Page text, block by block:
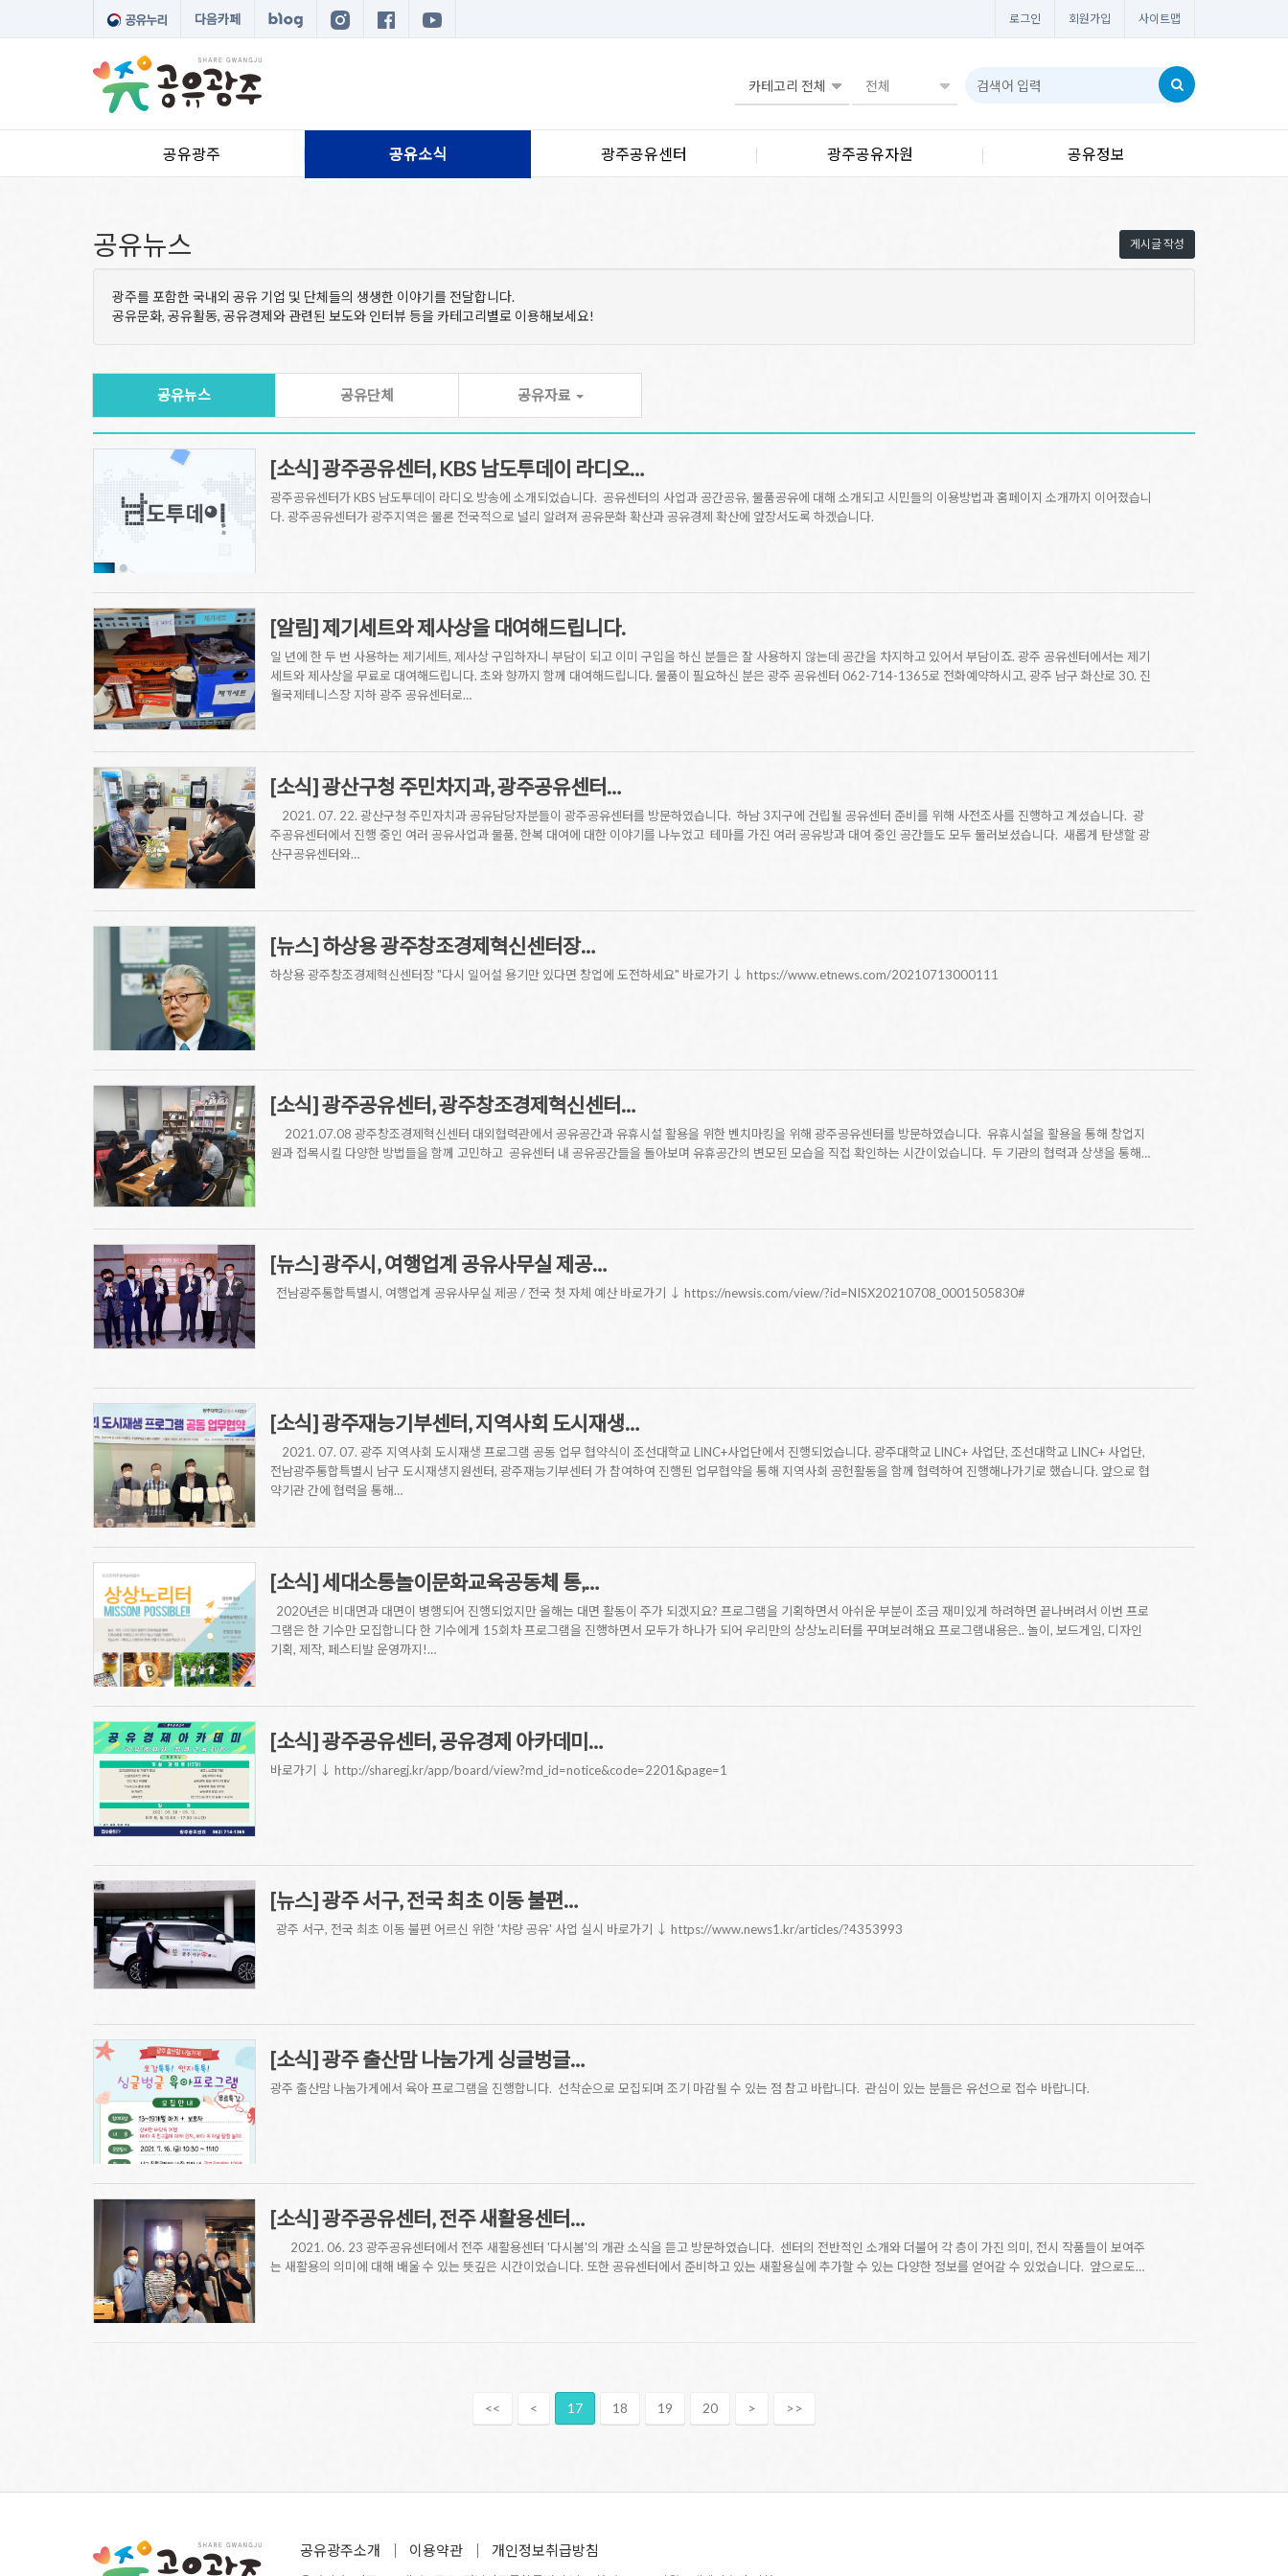
다음카페 로그인 회원가입 사이트맵
공유광주 공유소식 광주공유센터 광주공유자원 공유정보
게시글 작성
공유뉴스
광주를 포함한 국내외 공유 기업 및 단체들의 생생한 이야기를 전달합니다.
공유문화, 공유활동, 공유경제와 관련된 보도와 인터뷰 등을 카테고리별로 이용해보세요!
공유뉴스 공유단체 공유자료
[소식] 광주공유센터, KBS 남도투데이 라디오…
광주공유센터가 KBS 남도투데이 라디오 방송에 소개되었습니다. 공유센터의 사업과 공간공유, 물품공유에 대해 소개되고 시민들의 이용방법과 홈페이지 소개까지 이어졌습니
다. 광주공유센터가 광주지역은 물론 전국적으로 널리 알려져 공유문화 확산과 공유경제 확산에 앞장서도록 하겠습니다.
[알림] 제기세트와 제사상을 대여해드립니다.
일 년에 한 두 번 사용하는 제기세트, 제사상 구입하자니 부담이 되고 이미 구입을 하신 분들은 잘 사용하지 않는데 공간을 차지하고 있어서 부담이죠. 광주 공유센터에서는 제기
세트와 제사상을 무료로 대여해드립니다. 초와 향까지 함께 대여해드립니다. 물품이 필요하신 분은 광주 공유센터 062-714-1365로 전화예약하시고, 광주 남구 화산로 30. 진
월국제테니스장 지하 광주 공유센터로…
[소식] 광산구청 주민차지과, 광주공유센터…
2021. 07. 22. 광산구청 주민자치과 공유담당자분들이 광주공유센터를 방문하였습니다. 하남 3지구에 건립될 공유센터 준비를 위해 사전조사를 진행하고 계셨습니다. 광
주공유센터에서 진행 중인 여러 공유사업과 물품, 한복 대여에 대한 이야기를 나누었고 테마를 가진 여러 공유방과 대여 중인 공간들도 모두 둘러보셨습니다. 새롭게 탄생할 광
산구공유센터와…
[뉴스] 하상용 광주창조경제혁신센터장…
하상용 광주창조경제혁신센터장 "다시 일어설 용기만 있다면 창업에 도전하세요" 바로가기 ↓ https://www.etnews.com/20210713000111
[소식] 광주공유센터, 광주창조경제혁신센터…
2021.07.08 광주창조경제혁신센터 대외협력관에서 공유공간과 유휴시설 활용을 위한 벤치마킹을 위해 광주공유센터를 방문하였습니다. 유휴시설을 활용을 통해 창업지
원과 접목시킬 다양한 방법들을 함께 고민하고 공유센터 내 공유공간들을 돌아보며 유휴공간의 변모된 모습을 직접 확인하는 시간이었습니다. 두 기관의 협력과 상생을 통해…
[뉴스] 광주시, 여행업계 공유사무실 제공…
전남광주통합특별시, 여행업계 공유사무실 제공 / 전국 첫 자체 예산 바로가기 ↓ https://newsis.com/view/?id=NISX20210708_0001505830#
[소식] 광주재능기부센터, 지역사회 도시재생…
2021. 07. 07. 광주 지역사회 도시재생 프로그램 공동 업무 협약식이 조선대학교 LINC+사업단에서 진행되었습니다. 광주대학교 LINC+ 사업단, 조선대학교 LINC+ 사업단,
전남광주통합특별시 남구 도시재생지원센터, 광주재능기부센터 가 참여하여 진행된 업무협약을 통해 지역사회 공헌활동을 함께 협력하여 진행해나가기로 했습니다. 앞으로 협
약기관 간에 협력을 통해…
[소식] 세대소통놀이문화교육공동체 통,…
2020년은 비대면과 대면이 병행되어 진행되었지만 올해는 대면 활동이 주가 되겠지요? 프로그램을 기획하면서 아쉬운 부분이 조금 재미있게 하려하면 끝나버려서 이번 프로
그램은 한 기수만 모집합니다 한 기수에게 15회차 프로그램을 진행하면서 모두가 하나가 되어 우리만의 상상노리터를 꾸며보려해요 프로그램내용은.. 놀이, 보드게임, 디자인
기획, 제작, 페스티발 운영까지!…
[소식] 광주공유센터, 공유경제 아카데미…
바로가기 ↓ http://sharegj.kr/app/board/view?md_id=notice&code=2201&page=1
[뉴스] 광주 서구, 전국 최초 이동 불편…
광주 서구, 전국 최초 이동 불편 어르신 위한 '차량 공유' 사업 실시 바로가기 ↓ https://www.news1.kr/articles/?4353993
[소식] 광주 출산맘 나눔가게 싱글벙글…
광주 출산맘 나눔가게에서 육아 프로그램을 진행합니다. 선착순으로 모집되며 조기 마감될 수 있는 점 참고 바랍니다. 관심이 있는 분들은 유선으로 접수 바랍니다.
[소식] 광주공유센터, 전주 새활용센터…
2021. 06. 23 광주공유센터에서 전주 새활용센터 '다시봄'의 개관 소식을 듣고 방문하였습니다. 센터의 전반적인 소개와 더불어 각 층이 가진 의미, 전시 작품들이 보여주
는 새활용의 의미에 대해 배울 수 있는 뜻깊은 시간이었습니다. 또한 공유센터에서 준비하고 있는 새활용실에 추가할 수 있는 다양한 정보를 얻어갈 수 있었습니다. 앞으로도…
<< < 17 18 19 20 > >>
공유광주소개 이용약관 개인정보취급방침